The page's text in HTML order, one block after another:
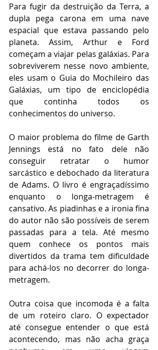
Para fugir da destruição da Terra, a
dupla pega carona em uma nave
espacial que estava passando pelo
planeta. Assim, Arthur e Ford
começam a viajar pelas galáxias. Para
sobreviverem nesse novo ambiente,
eles usam o Guia do Mochileiro das
Galáxias, um tipo de enciclopédia
que continha todos os
conhecimentos do universo.
O maior problema do filme de Garth
Jennings está no fato dele não
conseguir retratar o humor
sarcástico e debochado da literatura
de Adams. O livro é engraçadíssimo
enquanto o longa-metragem é
cansativo. As piadinhas e a ironia fina
do autor não são possíveis de serem
passadas para a tela. Até mesmo
quem conhece os pontos mais
divertidos da trama tem dificuldade
para achá-los no decorrer do longa-
metragem.
Outra coisa que incomoda é a falta
de um roteiro claro. O expectador
até consegue entender o que está
acontecendo, mas não acha graça